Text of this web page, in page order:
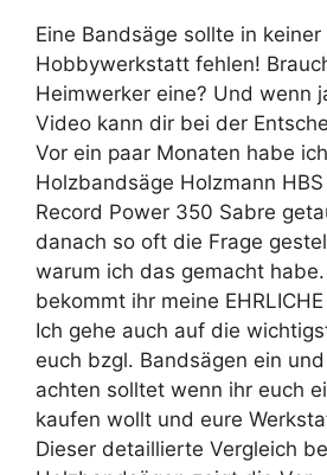
Eine Bandsäge sollte in
Hobbywerkstatt fehlen!
Heimwerker eine? Und wenn
Video kann dir bei der
Vor ein paar Monaten habe
Holzbandsäge Holzmann
Record Power 350 Sabre
danach so oft die Frage
warum ich das gemacht
bekommt ihr meine
Ich gehe auch auf die
euch bzgl. Bandsägen ein
achten solltet wenn ihr euch
kaufen wollt und eure
Dieser detaillierte Vergleich